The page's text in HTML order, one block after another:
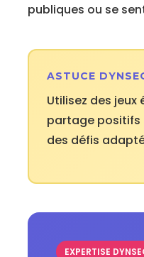
publiques ou se
ASTUCE
Utilisez des
partage positifs
des défis
EXPERTISE